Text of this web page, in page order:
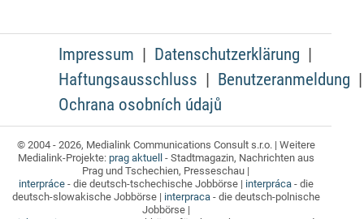
Impressum
Datenschutzerklärung
Haftungsausschluss
Benutzeranmeldung
Ochrana osobních údajů
© 2004 - 2026, Medialink Communications Consult s.r.o. | Weitere
Medialink-Projekte: prag aktuell - Stadtmagazin, Nachrichten aus
Prag und Tschechien, Presseschau |
interpráce- die deutsch-tschechische Jobbörse | interpráca- die
deutsch-slowakische Jobbörse | interpraca- die deutsch-polnische
Jobbörse |